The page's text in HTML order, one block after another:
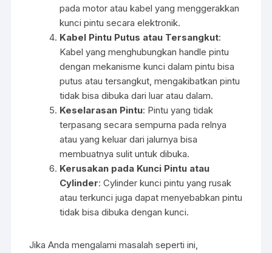
pada motor atau kabel yang menggerakkan
kunci pintu secara elektronik.
Kabel Pintu Putus atau Tersangkut:
Kabel yang menghubungkan handle pintu
dengan mekanisme kunci dalam pintu bisa
putus atau tersangkut, mengakibatkan pintu
tidak bisa dibuka dari luar atau dalam.
Keselarasan Pintu: Pintu yang tidak
terpasang secara sempurna pada relnya
atau yang keluar dari jalurnya bisa
membuatnya sulit untuk dibuka.
Kerusakan pada Kunci Pintu atau
Cylinder: Cylinder kunci pintu yang rusak
atau terkunci juga dapat menyebabkan pintu
tidak bisa dibuka dengan kunci.
Jika Anda mengalami masalah seperti ini,